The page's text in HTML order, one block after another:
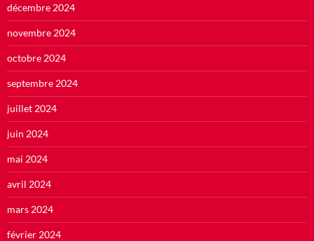
décembre 2024
novembre 2024
octobre 2024
septembre 2024
juillet 2024
juin 2024
mai 2024
avril 2024
mars 2024
février 2024